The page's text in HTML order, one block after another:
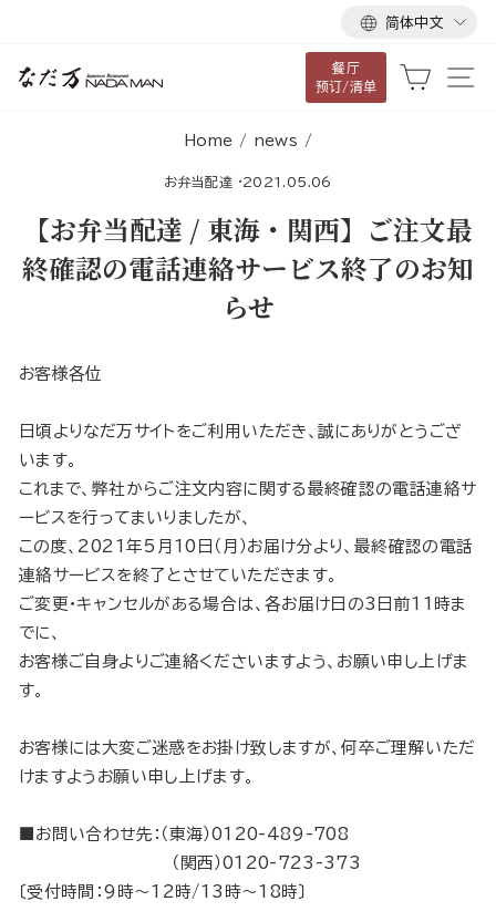
语
言
简体中文
餐厅
预订/清单
大车
Home / news /
お弁当配達 ·2021.05.06
【お弁当配達 / 東海・関西】ご注文最
終確認の電話連絡サービス終了のお知
らせ
お客様各位
日頃よりなだ万サイトをご利用いただき、誠にありがとうござ
います。
これまで、弊社からご注文内容に関する最終確認の電話連絡サ
ービスを行ってまいりましたが、
この度、2021年5月10日（月）お届け分より、最終確認の電話
連絡サービスを終了とさせていただきます。
ご変更・キャンセルがある場合は、各お届け日の3日前11時ま
でに、
お客様ご自身よりご連絡くださいますよう、お願い申し上げま
す。
お客様には大変ご迷惑をお掛け致しますが、何卒ご理解いただ
けますようお願い申し上げます。
■お問い合わせ先：（東海）0120-489-708
（関西）0120-723-373
〔受付時間：9時～12時/13時～18時〕